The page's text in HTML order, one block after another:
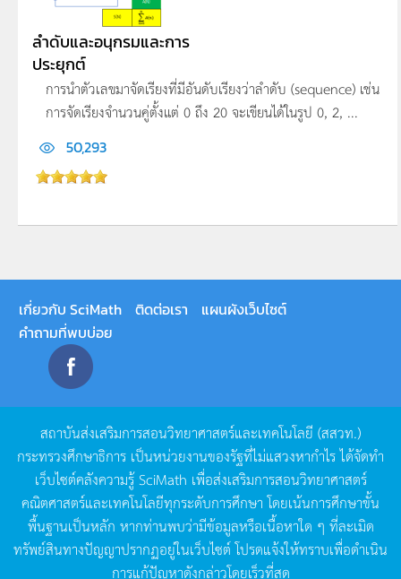
ลำดับและอนุกรมและการ
ประยุกต์
การนำตัวเลขมาจัดเรียงที่มีอันดับเรียงว่าลำดับ (sequence) เช่น
การจัดเรียงจำนวนคู่ตั้งแต่ 0 ถึง 20 จะเขียนได้ในรูป 0, 2, ...
50,293
เกี่ยวกับ SciMath ติดต่อเรา
แผนผังเว็บไซต์
คำถามที่พบบ่อย
สถาบันส่งเสริมการสอนวิทยาศาสตร์และเทคโนโลยี (สสวท.)
กระทรวงศึกษาธิการ เป็นหน่วยงานของรัฐที่ไม่แสวงหากำไรได้จัดทำ
เว็บไซต์คลังความรู้SciMath เพื่อส่งเสริมการสอนวิทยาศาสตร์
คณิตศาสตร์และเทคโนโลยีทุกระดับการศึกษา โดยเน้นการศึกษาขั้น
พื้นฐานเป็นหลัก หากท่านพบว่ามีข้อมูลหรือเนื้อหาใด ๆ ที่ละเมิด
ทรัพย์สินทางปัญญาปรากฏอยู่ในเว็บไซต์โปรดแจ้งให้ทราบเพื่อดำเนิน
การแก้ปัญหาดังกล่าวโดยเร็วที่สุด